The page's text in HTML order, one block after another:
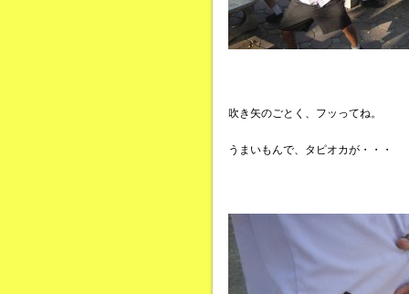
吹き矢のごとく、フッってね。
うまいもんで、タピオカが・・・